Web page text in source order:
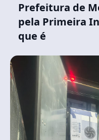
Prefeitura de
pela Primeira
que é